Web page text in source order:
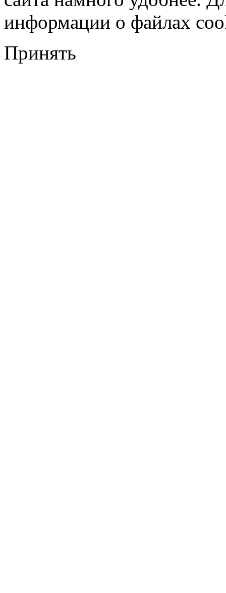
информации о файлах
Принять